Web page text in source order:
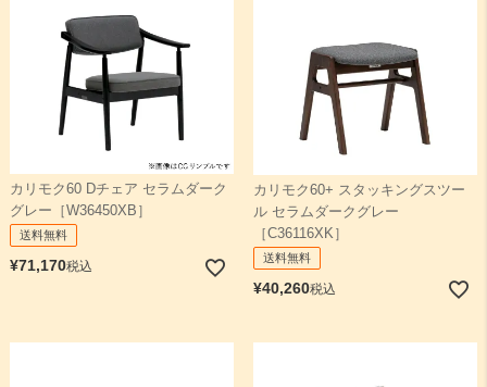
カリモク60 Dチェア セラムダーク
グレー［W36450XB］
送料無料
¥71,170税込
カリモク60+ スタッキングスツー
ル セラムダークグレー
［C36116XK］
送料無料
¥40,260税込